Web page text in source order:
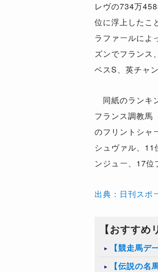
レヴの734万
位に浮上したこ
ラファールによ
ズンでフランス
ベスS、英チャ
同紙のランキ
フランス調教馬
のフリントシャ
シュヴァル、
ンジュー、17位
出典：日刊スポ
【おすすめ
【競走馬デ
【伝説の名